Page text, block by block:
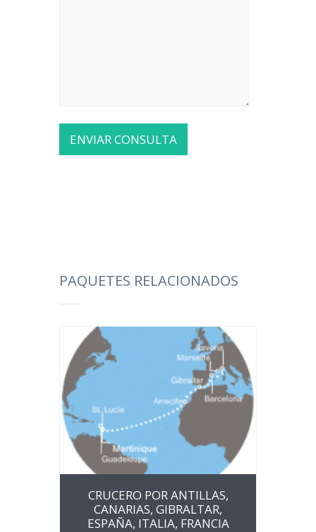
PAQUETES RELACIONADOS
CRUCERO POR ANTILLAS,
CANARIAS, GIBRALTAR,
ESPAÑA, ITALIA, FRANCIA